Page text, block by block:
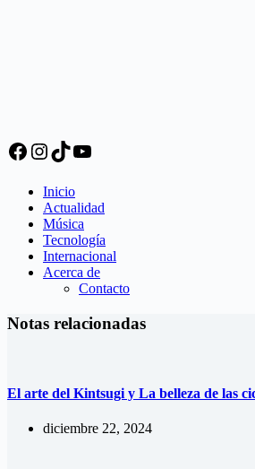
Facebook
Instagram
TikTok
YouTube
Inicio
Actualidad
Música
Tecnología
Internacional
Acerca de
Contacto
Notas relacionadas
El arte del Kintsugi y La belleza de las
diciembre 22, 2024